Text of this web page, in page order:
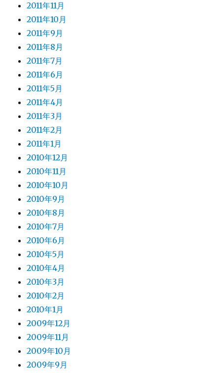
2011年11月
2011年10月
2011年9月
2011年8月
2011年7月
2011年6月
2011年5月
2011年4月
2011年3月
2011年2月
2011年1月
2010年12月
2010年11月
2010年10月
2010年9月
2010年8月
2010年7月
2010年6月
2010年5月
2010年4月
2010年3月
2010年2月
2010年1月
2009年12月
2009年11月
2009年10月
2009年9月